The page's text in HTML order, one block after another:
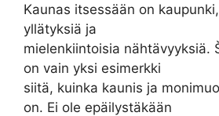
Kaunas itsessään on
yllätyksiä ja
mielenkiintoisia nähtävyyksiä.
on vain yksi esimerkki
siitä, kuinka kaunis ja
on. Ei ole epäilystäkään